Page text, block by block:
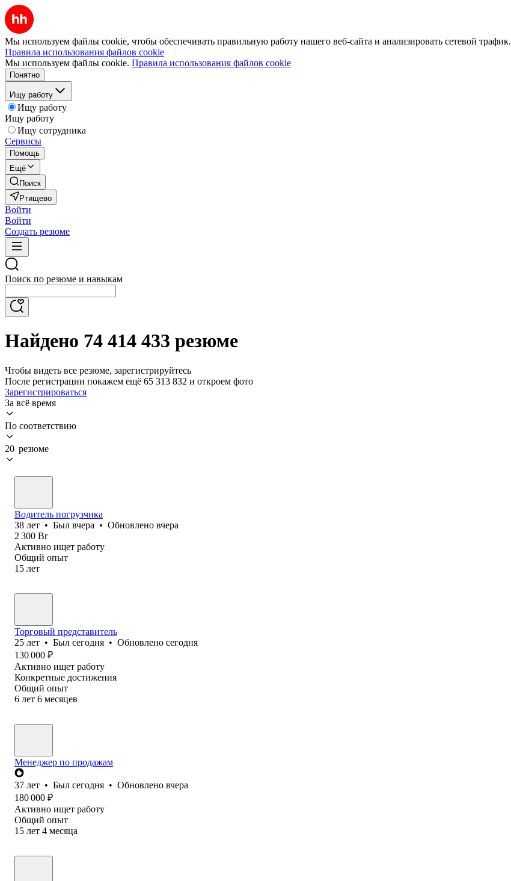
Мы используем файлы cookie, чтобы обеспечивать правильную работу нашего веб-сайта и анализировать сетевой трафик.
Правила использования файлов cookie
Мы используем файлы cookie. Правила использования файлов cookie
Понятно
Ищу работу
Ищу работу
Ищу работу
Ищу сотрудника
Сервисы
Помощь
Ещё
Поиск
Ртищево
Войти
Войти
Создать резюме
Поиск по резюме и навыкам
Найдено 74 414 433 резюме
Чтобы видеть все резюме, зарегистрируйтесь
После регистрации покажем ещё 65 313 832 и откроем фото
Зарегистрироваться
За всё время
По соответствию
20 резюме
Водитель погрузчика
38 лет • Был вчера • Обновлено вчера
2 300 Br
Активно ищет работу
Общий опыт
15 лет
Торговый представитель
25 лет • Был сегодня • Обновлено сегодня
130 000 ₽
Активно ищет работу
Конкретные достижения
Общий опыт
6 лет 6 месяцев
Менеджер по продажам
37 лет • Был сегодня • Обновлено вчера
180 000 ₽
Активно ищет работу
Общий опыт
15 лет 4 месяца